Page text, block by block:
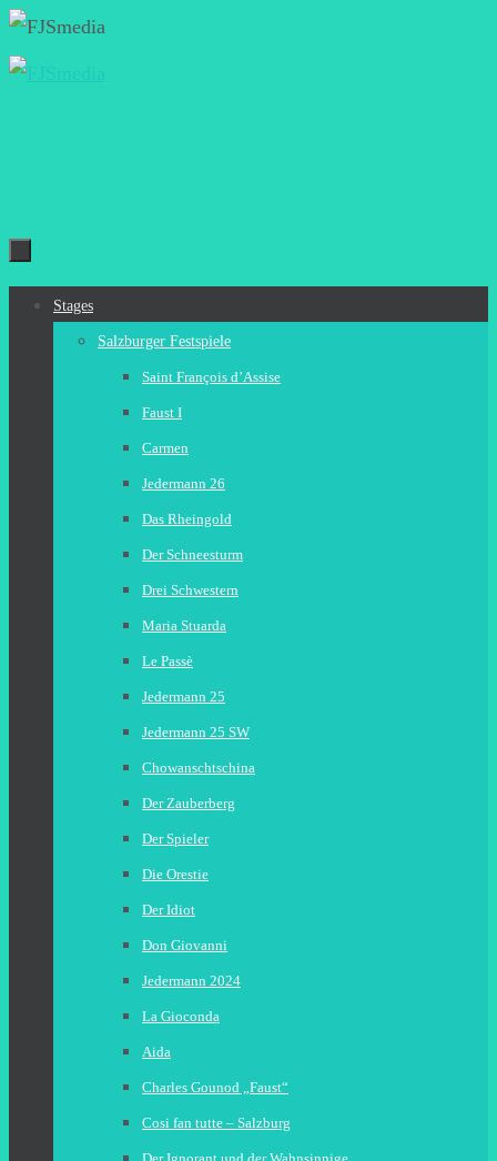
Zum
Inhalt
Zum
Stages
Salzburger Festspiele
Saint François d’Assise
Faust I
Carmen
Jedermann 26
Das Rheingold
Der Schneesturm
Drei Schwestern
Maria Stuarda
Le Passè
Jedermann 25
Jedermann 25 SW
Chowanschtschina
Der Zauberberg
Der Spieler
Die Orestie
Der Idiot
Don Giovanni
Jedermann 2024
La Gioconda
Aida
Charles Gounod „Faust“
Cosi fan tutte – Salzburg